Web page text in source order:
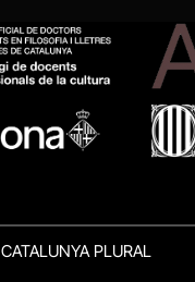
CATALUNYA PLURAL